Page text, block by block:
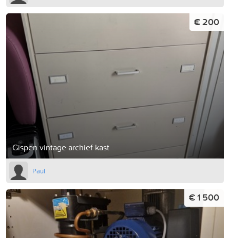
Gispen vintage archief kast
€ 200
Paul
€ 1 500